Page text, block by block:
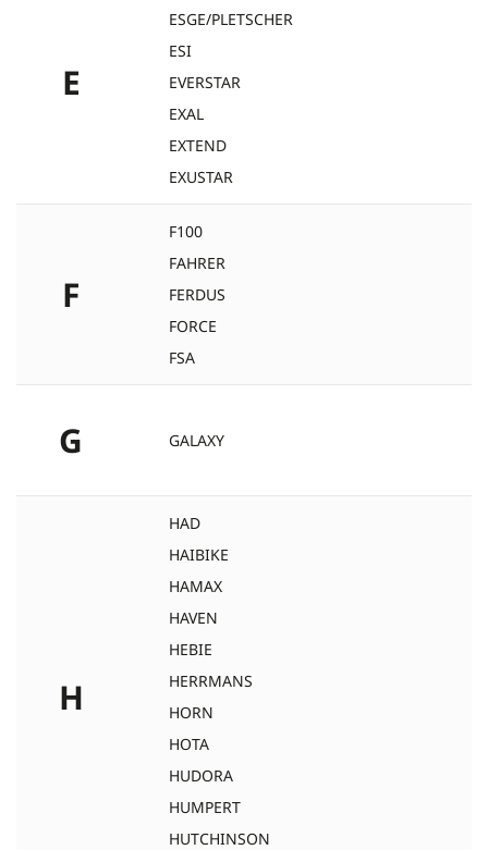
E
ESGE/PLETSCHER
ESI
EVERSTAR
EXAL
EXTEND
EXUSTAR
F
F100
FAHRER
FERDUS
FORCE
FSA
G GALAXY
H
HAD
HAIBIKE
HAMAX
HAVEN
HEBIE
HERRMANS
HORN
HOTA
HUDORA
HUMPERT
HUTCHINSON